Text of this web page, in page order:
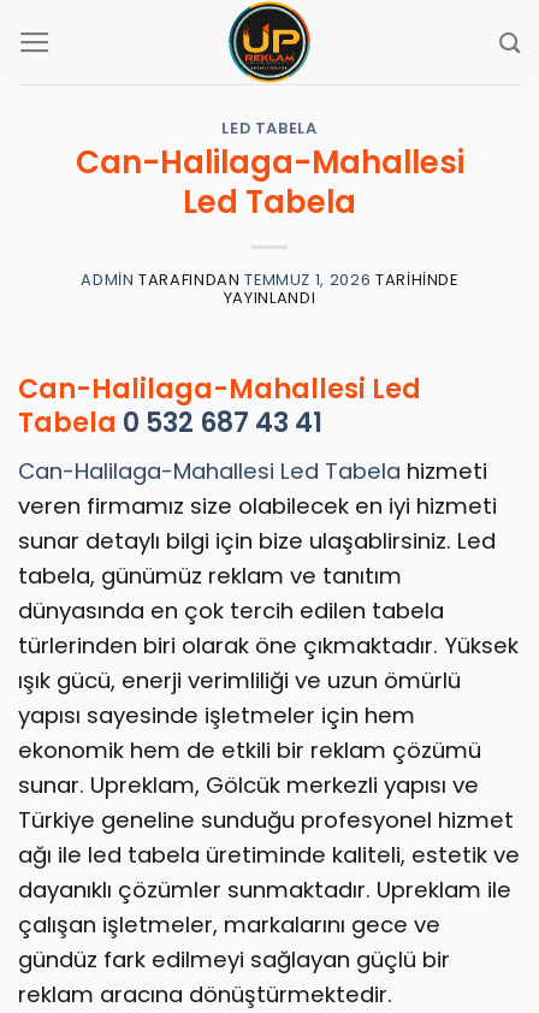
atla
LED TABELA
Can-Halilaga-Mahallesi
Led Tabela
ADMIN TARAFINDAN TEMMUZ 1, 2026 TARIHINDE
YAYINLANDI
Can-Halilaga-Mahallesi Led
Tabela 0 532 687 43 41
Can-Halilaga-Mahallesi Led Tabela hizmeti
veren firmamız size olabilecek en iyi hizmeti
sunar detaylı bilgi için bize ulaşablirsiniz. Led
tabela, günümüz reklam ve tanıtım
dünyasında en çok tercih edilen tabela
türlerinden biri olarak öne çıkmaktadır. Yüksek
ışık gücü, enerji verimliliği ve uzun ömürlü
yapısı sayesinde işletmeler için hem
ekonomik hem de etkili bir reklam çözümü
sunar. Upreklam, Gölcük merkezli yapısı ve
Türkiye geneline sunduğu profesyonel hizmet
ağı ile led tabela üretiminde kaliteli, estetik ve
dayanıklı çözümler sunmaktadır. Upreklam ile
çalışan işletmeler, markalarını gece ve
gündüz fark edilmeyi sağlayan güçlü bir
reklam aracına dönüştürmektedir.